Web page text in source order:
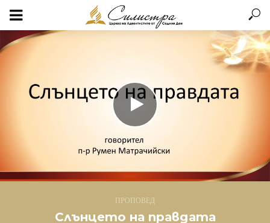
ПРОПОВЕД
Слънцето на правдата